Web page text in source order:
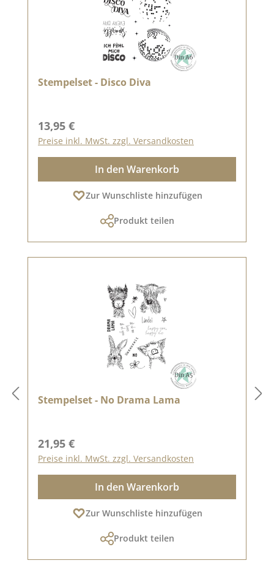
Stempelset - Disco Diva
Regulärer Preis:
13,95 €
Preise inkl. MwSt. zzgl. Versandkosten
In den Warenkorb
Zur Wunschliste hinzufügen
Produkt teilen
Stempelset - No Drama Lama
Regulärer Preis:
21,95 €
Preise inkl. MwSt. zzgl. Versandkosten
In den Warenkorb
Zur Wunschliste hinzufügen
Produkt teilen